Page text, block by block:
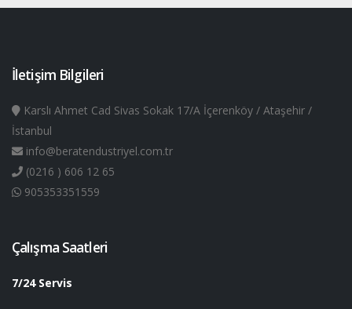
İletişim Bilgileri
Karslı Ahmet Cad Sivas Sokak 17/A İçerenköy / Ataşehir /
İstanbul
info@beratendustriyel.com.tr
(0216 ) 606 12 65
905353351559
Çalışma Saatleri
7/24 Servis